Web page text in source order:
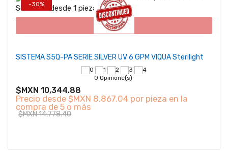
-30%
Se vende desde 1 pieza(s)
Agotado
SISTEMA S5Q-PA SERIE SILVER UV 6 GPM VIQUA Sterilight
0 Opinione(s)
$MXN 10,344.88
Precio desde $MXN 8,867.04 por pieza en la
compra de 5 o más
$MXN 14,778.40